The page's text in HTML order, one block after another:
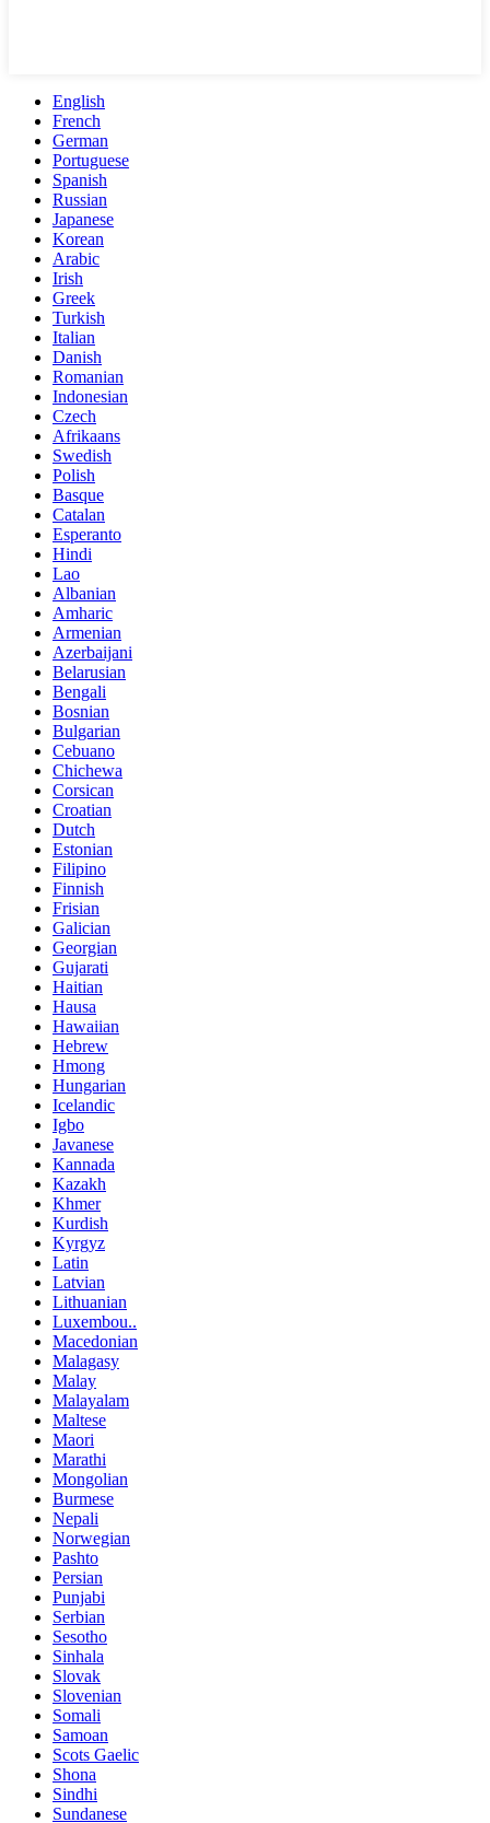
English
French
German
Portuguese
Spanish
Russian
Japanese
Korean
Arabic
Irish
Greek
Turkish
Italian
Danish
Romanian
Indonesian
Czech
Afrikaans
Swedish
Polish
Basque
Catalan
Esperanto
Hindi
Lao
Albanian
Amharic
Armenian
Azerbaijani
Belarusian
Bengali
Bosnian
Bulgarian
Cebuano
Chichewa
Corsican
Croatian
Dutch
Estonian
Filipino
Finnish
Frisian
Galician
Georgian
Gujarati
Haitian
Hausa
Hawaiian
Hebrew
Hmong
Hungarian
Icelandic
Igbo
Javanese
Kannada
Kazakh
Khmer
Kurdish
Kyrgyz
Latin
Latvian
Lithuanian
Luxembou..
Macedonian
Malagasy
Malay
Malayalam
Maltese
Maori
Marathi
Mongolian
Burmese
Nepali
Norwegian
Pashto
Persian
Punjabi
Serbian
Sesotho
Sinhala
Slovak
Slovenian
Somali
Samoan
Scots Gaelic
Shona
Sindhi
Sundanese